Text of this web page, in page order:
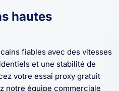
hautes
fiables avec des vitesses
et une stabilité de
votre essai proxy gratuit
notre équipe commerciale